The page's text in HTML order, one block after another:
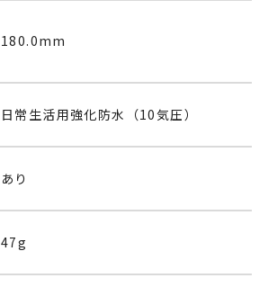
180.0mm
日常生活用強化防水（10気圧）
あり
47g